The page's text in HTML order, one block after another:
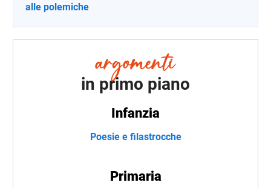
alle polemiche
in primo piano
Infanzia
Poesie e filastrocche
Primaria